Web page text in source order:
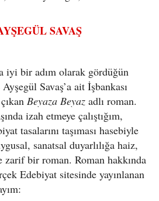
SAVAŞ
iyi bir adım olarak gördüğün
Savaş’a ait İşbankası
Beyaza Beyaz adlı roman.
izah etmeye çalıştığım,
tasalarını taşıması hasebiyle
sanatsal duyarlılığa haiz,
zarif bir roman. Roman hakkında
Edebiyat sitesinde yayınlanan